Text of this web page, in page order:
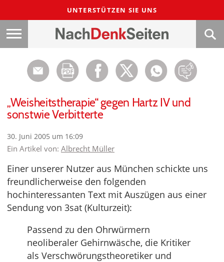
UNTERSTÜTZEN SIE UNS
„Weisheitstherapie“ gegen Hartz IV und
sonstwie Verbitterte
30. Juni 2005 um 16:09
Ein Artikel von: Albrecht Müller
Einer unserer Nutzer aus München schickte uns
freundlicherweise den folgenden
hochinteressanten Text mit Auszügen aus einer
Sendung von 3sat (Kulturzeit):
Passend zu den Ohrwürmern
neoliberaler Gehirnwäsche, die Kritiker
als Verschwörungstheoretiker und